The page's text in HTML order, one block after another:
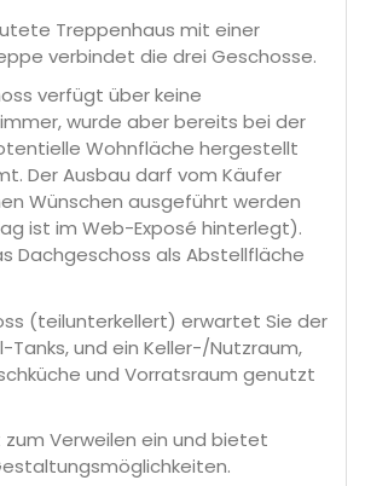
Treppenhaus mit einer
verbindet die drei Geschosse.
verfügt über keine
wurde aber bereits bei der
Wohnfläche hergestellt
Der Ausbau darf vom Käufer
Wünschen ausgeführt werden
ist im Web-Exposé hinterlegt).
Dachgeschoss als Abstellfläche
(teilunterkellert) erwartet Sie der
Tanks, und ein Keller-/Nutzraum,
und Vorratsraum genutzt
Verweilen ein und bietet